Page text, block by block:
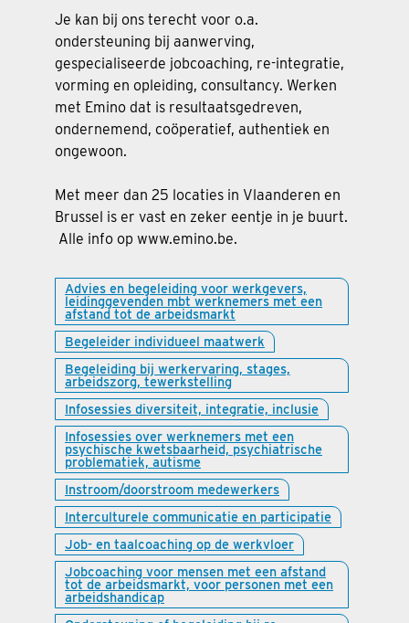
Je kan bij ons terecht voor o.a.
ondersteuning bij aanwerving,
gespecialiseerde jobcoaching, re-integratie,
vorming en opleiding, consultancy. Werken
met Emino dat is resultaatsgedreven,
ondernemend, coöperatief, authentiek en
ongewoon.
Met meer dan 25 locaties in Vlaanderen en
Brussel is er vast en zeker eentje in je buurt.
Alle info op www.emino.be.
Advies en begeleiding voor werkgevers,
leidinggevenden mbt werknemers met een
afstand tot de arbeidsmarkt
Begeleider individueel maatwerk
Begeleiding bij werkervaring, stages,
arbeidszorg, tewerkstelling
Infosessies diversiteit, integratie, inclusie
Infosessies over werknemers met een
psychische kwetsbaarheid, psychiatrische
problematiek, autisme
Instroom/doorstroom medewerkers
Interculturele communicatie en participatie
Job- en taalcoaching op de werkvloer
Jobcoaching voor mensen met een afstand
tot de arbeidsmarkt, voor personen met een
arbeidshandicap